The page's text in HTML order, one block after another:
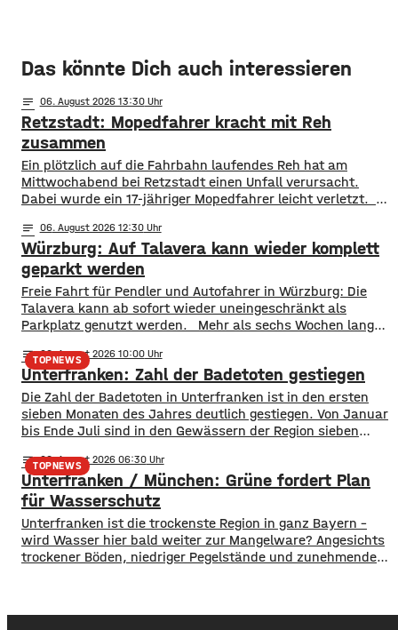
Das könnte Dich auch interessieren
notes 06. August 2026 13:30
Retzstadt: Mopedfahrer kracht mit Reh
zusammen
​​Ein plötzlich auf die Fahrbahn laufendes Reh hat am
Mittwochabend bei Retzstadt einen Unfall verursacht.
Dabei wurde ein 17-jähriger Mopedfahrer leicht verletzt. ​
seinem Moped zwischen Retzstadt und Güntersleben
unterwegs. Etwa 800 Meter nach dem Ortsausgang von
Retzstadt trat plötzlich das Reh auf die Fahrbahn. ​Der 17-
Jährige erfasste das Tier und stürzte. Er kam mit leichten
Verletzungen
notes 06. August 2026 12:30
Würzburg: Auf Talavera kann wieder komplett
geparkt werden
​​Freie Fahrt für Pendler und Autofahrer in Würzburg: Die
Talavera kann ab sofort wieder uneingeschränkt als
Parkplatz genutzt werden. ​Mehr als sechs Wochen lang
wurde auf der Talavera das Kiliani gefeiert, anschließend
war ein Circus zu Gast. ​Mittlerweile sind sowohl das
Fest- als auch das Circuszelt wieder abgebaut und
verschwunden. …
TOPNEWS
notes 06. August 2026 10:00
Unterfranken: Zahl der Badetoten gestiegen
Die Zahl der Badetoten in Unterfranken ist in den ersten
sieben Monaten des Jahres deutlich gestiegen. Von Januar
bis Ende Juli sind in den Gewässern der Region sieben
waren es drei. Diese Zahlen teilte die DLRG mit. Auch
bayernweit ist die Zahl der Badetoten gestiegen. Während
im Freistaat die
TOPNEWS
notes 06. August 2026 06:30
Unterfranken / München: Grüne fordert Plan
für Wasserschutz
​​Unterfranken ist die trockenste Region in ganz Bayern –
wird Wasser hier bald weiter zur Mangelware? Angesichts
trockener Böden, niedriger Pegelstände und zunehmender